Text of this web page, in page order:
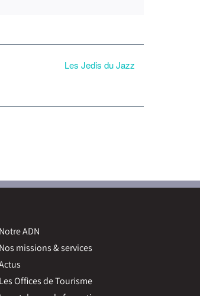
Les Jedis du Jazz
Notre ADN
Nos missions & services
Les Offices de Tourisme